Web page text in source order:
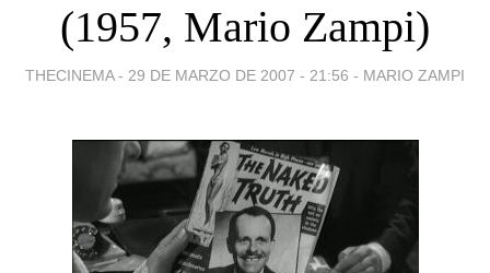
(1957, Mario Zampi)
THECINEMA - 29 DE MARZO DE 2007 - 21:56 - MARIO ZAMPI